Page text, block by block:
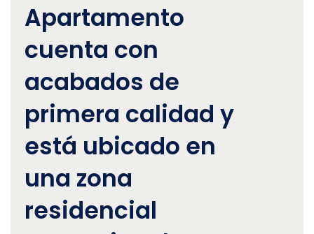
Apartamento
cuenta con
acabados de
primera calidad y
está ubicado en
una zona
residencial